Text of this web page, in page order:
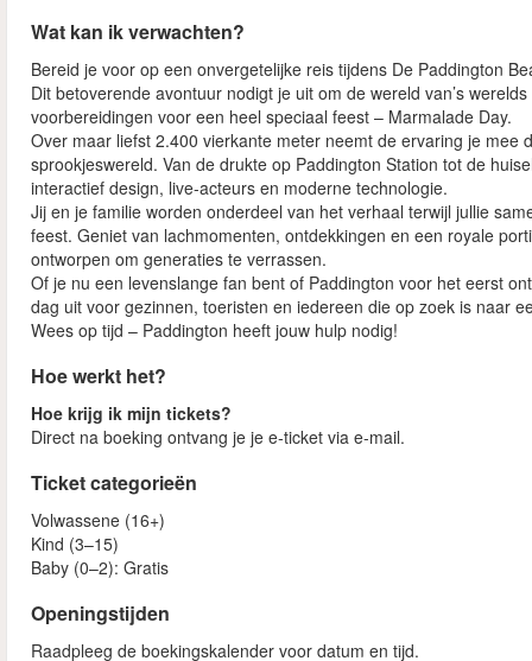
Wat kan ik verwachten?
Bereid je voor op een onvergetelijke reis tijdens De Paddington
Dit betoverende avontuur nodigt je uit om de wereld van’s
voorbereidingen voor een heel speciaal feest – Marmalade Day.
Over maar liefst 2.400 vierkante meter neemt de ervaring je
sprookjeswereld. Van de drukte op Paddington Station tot de
interactief design, live-acteurs en moderne technologie.
Jij en je familie worden onderdeel van het verhaal terwijl jullie
feest. Geniet van lachmomenten, ontdekkingen en een royale
ontworpen om generaties te verrassen.
Of je nu een levenslange fan bent of Paddington voor het eerst
dag uit voor gezinnen, toeristen en iedereen die op zoek is naar
Wees op tijd – Paddington heeft jouw hulp nodig!
Hoe werkt het?
Hoe krijg ik mijn tickets?
Direct na boeking ontvang je je e‑ticket via e‑mail.
Ticket categorieën
Volwassene (16+)
Kind (3–15)
Baby (0–2): Gratis
Openingstijden
Raadpleeg de boekingskalender voor datum en tijd.